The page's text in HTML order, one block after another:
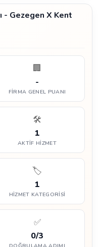
- Gezegen X Kent
🏢
-
FIRMA GENEL PUANI
🛠️
1
AKTIF HIZMET
🏷️
1
HIZMET KATEGORISI
✅
0/3
DOĞRULAMA ADIMI